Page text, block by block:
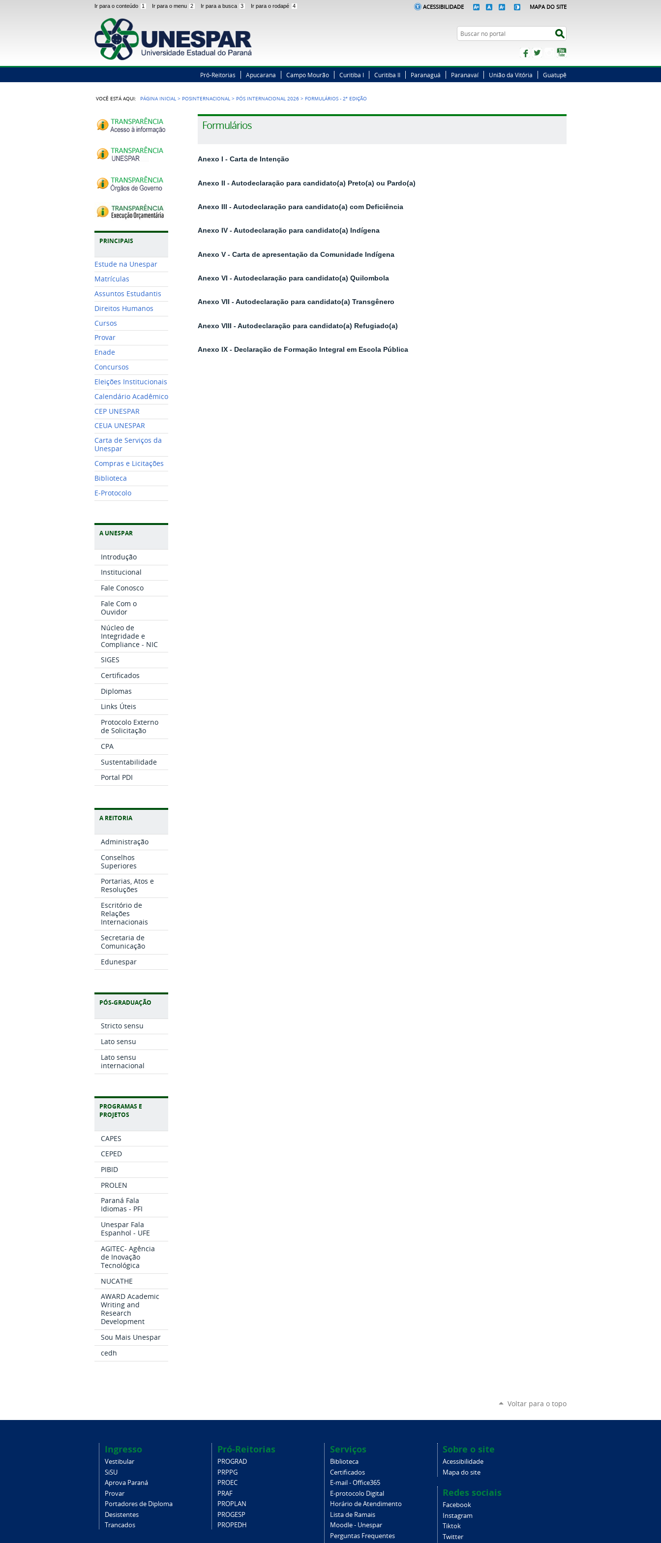
Ir para o conteúdo 1 Ir para o menu 2 Ir para a busca 3 Ir para o rodapé 4 ACESSIBILIDADE MAPA DO SITE
Busca
FacebookTwitterInstagram
Pró-Reitorias Apucarana Campo Mourão Curitiba I Curitiba II Paranaguá Paranavaí União da Vitória Guatupê
VOCÊ ESTÁ AQUI: PÁGINA INICIAL > POSINTERNACIONAL > PÓS INTERNACIONAL 2026 > FORMULÁRIOS - 2ª EDIÇÃO
PRINCIPAIS
Estude na Unespar
Matrículas
Assuntos Estudantis
Direitos Humanos
Cursos
Provar
Enade
Concursos
Eleições Institucionais
Calendário Acadêmico
CEP UNESPAR
CEUA UNESPAR
Carta de Serviços da
Unespar
Compras e Licitações
Biblioteca
E-Protocolo
A UNESPAR
Introdução
Institucional
Fale Conosco
Fale Com o
Ouvidor
Núcleo de
Integridade e
Compliance - NIC
SIGES
Certificados
Diplomas
Links Úteis
Protocolo Externo
de Solicitação
CPA
Sustentabilidade
Portal PDI
A REITORIA
Administração
Conselhos
Superiores
Portarias, Atos e
Resoluções
Escritório de
Relações
Internacionais
Secretaria de
Comunicação
Edunespar
PÓS-GRADUAÇÃO
Stricto sensu
Lato sensu
Lato sensu
internacional
PROGRAMAS E
PROJETOS
CAPES
CEPED
PIBID
PROLEN
Paraná Fala
Idiomas - PFI
Unespar Fala
Espanhol - UFE
AGITEC- Agência
de Inovação
Tecnológica
NUCATHE
AWARD Academic
Writing and
Research
Development
Sou Mais Unespar
cedh
Formulários
Anexo I - Carta de Intenção
Anexo II - Autodeclaração para candidato(a) Preto(a) ou Pardo(a)
Anexo III - Autodeclaração para candidato(a) com Deficiência
Anexo IV - Autodeclaração para candidato(a) Indígena
Anexo V - Carta de apresentação da Comunidade Indígena
Anexo VI - Autodeclaração para candidato(a) Quilombola
Anexo VII - Autodeclaração para candidato(a) Transgênero
Anexo VIII - Autodeclaração para candidato(a) Refugiado(a)
Anexo IX - Declaração de Formação Integral em Escola Pública
Voltar para o topo
Ingresso
Vestibular
SiSU
Aprova Paraná
Provar
Portadores de Diploma
Desistentes
Trancados
Pró-Reitorias
PROGRAD
PRPPG
PROEC
PRAF
PROPLAN
PROGESP
PROPEDH
Serviços
Biblioteca
Certificados
E-mail - Office365
E-protocolo Digital
Horário de Atendimento
Lista de Ramais
Moodle - Unespar
Perguntas Frequentes
Sobre o site
Acessibilidade
Mapa do site
Redes sociais
Facebook
Instagram
Tiktok
Twitter